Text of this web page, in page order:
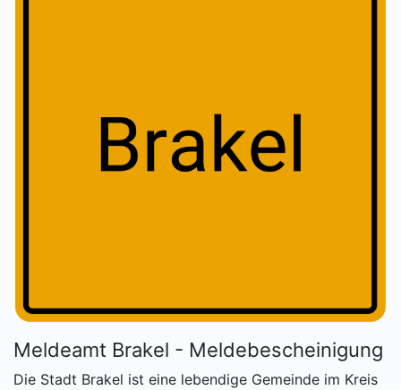
Meldeamt Brakel - Meldebescheinigung
Die Stadt Brakel ist eine lebendige Gemeinde im Kreis